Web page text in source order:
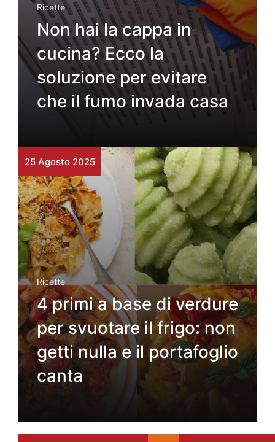
Ricette
Non hai la cappa in
cucina? Ecco la
soluzione per evitare
che il fumo invada casa
25 Agosto 2025
Ricette
4 primi a base di verdure
per svuotare il frigo: non
getti nulla e il portafoglio
canta